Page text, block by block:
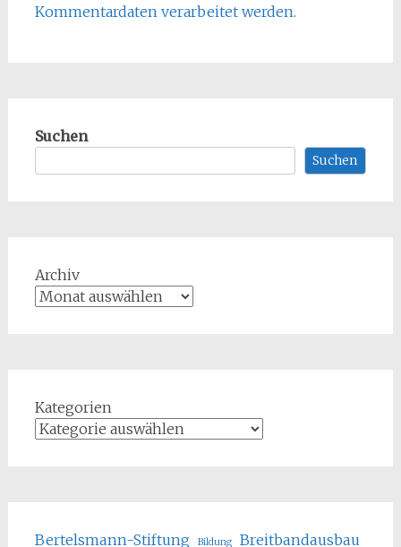
Kommentardaten verarbeitet werden.
Suchen
Suchen
Archiv
Kategorien
Bertelsmann-Stiftung Bildung
Breitbandausbau